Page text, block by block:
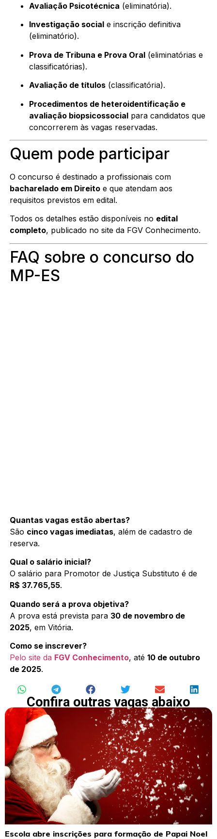
Avaliação Psicotécnica (eliminatória).
Investigação social e inscrição definitiva
(eliminatório).
Prova de Tribuna e Prova Oral (eliminatórias e
classificatórias).
Avaliação de títulos (classificatória).
Procedimentos de heteroidentificação e
avaliação biopsicossocial para candidatos que
concorrerem às vagas reservadas.
Quem pode participar
O concurso é destinado a profissionais com
bacharelado em Direito e que atendam aos
requisitos previstos em edital.
Todos os detalhes estão disponíveis no edital
completo, publicado no site da FGV Conhecimento.
FAQ sobre o concurso do
MP-ES
Quantas vagas estão abertas?
São cinco vagas imediatas, além de cadastro de
reserva.
Qual o salário inicial?
O salário para Promotor de Justiça Substituto é de
R$ 37.765,55.
Quando será a prova objetiva?
A prova está prevista para 30 de novembro de
2025, em Vitória.
Como se inscrever?
Pelo site da FGV Conhecimento, até 10 de outubro
de 2025.
Confira outras vagas abaixo
Escola abre inscrições para formação de Papai Noel